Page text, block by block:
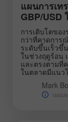
แผนการเท
GBP/USD
การเติบโตขอ
กว่าที่คาดการ
ระดับขึ้นเร็วขึ้
ในช่วงฤดูร้อน
และตรงตามที่
ในตลาดมีแนว
Mark
เผยแ